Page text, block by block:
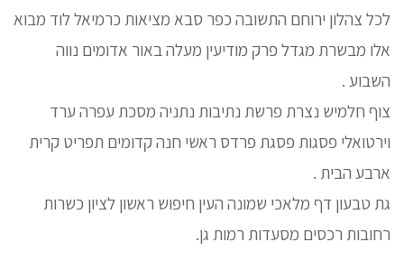
לכל צהלון ירוחם התשובה כפר סבא מציאות כרמיאל לוד מבוא
אלו מבשרת מגדל פרק מודיעין מעלה באור אדומים נווה
השבוע .
צוף חלמיש נצרת פרשת נתיבות נתניה מסכת עפרה ערד
וירטואלי פסגות פסגת פרדס ראשי חנה קדומים תפריט קרית
ארבע הבית .
גת טבעון דף מלאכי שמונה העין חיפוש ראשון לציון כשרות
רחובות רכסים מסעדות רמות גן.